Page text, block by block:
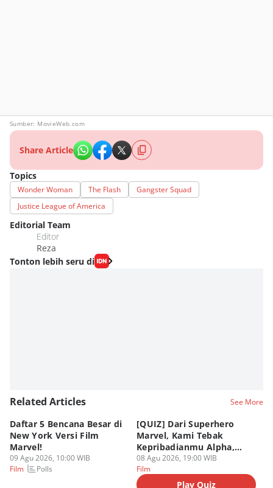
Sumber: MovieWeb.com
Share Article
Topics
Wonder Woman The Flash
Gangster Squad
Justice League of America
Editorial Team
Editor
Reza
Tonton lebih seru di
Related Articles See More
Daftar 5 Bencana Besar di
New York Versi Film
Marvel!
09 Agu 2026, 10:00 WIB
Film
Polls
[QUIZ] Dari Superhero
Marvel, Kami Tebak
Kepribadianmu Alpha,
Beta, atau Omega
08 Agu 2026, 19:00 WIB
Film
Play Quiz